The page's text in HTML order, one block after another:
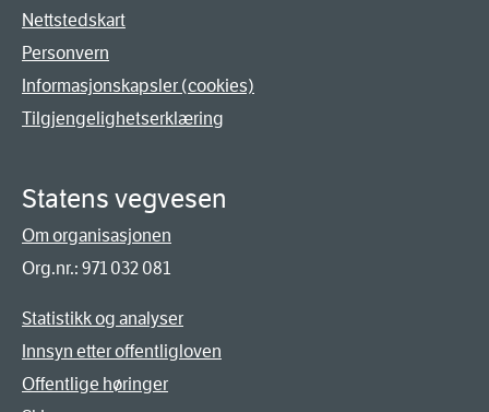
Nettstedskart
Personvern
Informasjonskapsler (cookies)
Tilgjengelighetserklæring
Statens vegvesen
Om organisasjonen
Org.nr.: 971 032 081
Statistikk og analyser
Innsyn etter offentligloven
Offentlige høringer